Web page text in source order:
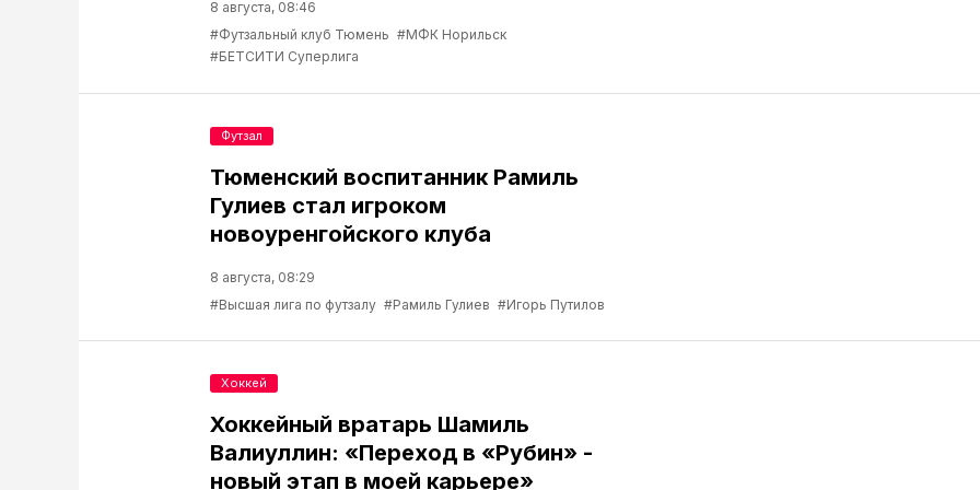
8 августа, 08:46
#Футзальный клуб Тюмень #МФК Норильск
#БЕТСИТИ Суперлига
Тюменский воспитанник Рамиль
Гулиев стал игроком
новоуренгойского клуба
8 августа, 08:29
#Высшая лига по футзалу #Рамиль Гулиев #Игорь Путилов
Футзал
Хоккейный вратарь Шамиль
Валиуллин: «Переход в «Рубин» -
новый этап в моей карьере»
Хоккей